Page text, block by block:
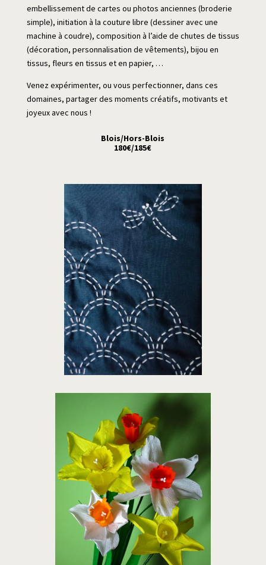
embellissement de cartes ou photos anciennes (broderie
simple), initiation à la couture libre (dessiner avec une
machine à coudre), composition à l’aide de chutes de tissus
(décoration, personnalisation de vêtements), bijou en
tissus, fleurs en tissus et en papier, …
Venez expérimenter, ou vous perfectionner, dans ces
domaines, partager des moments créatifs, motivants et
joyeux avec nous !
Blois/Hors-Blois
180€/185€